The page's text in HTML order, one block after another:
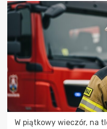
W piątkowy wieczór, na